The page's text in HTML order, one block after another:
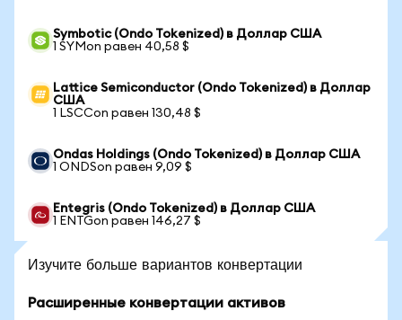
Symbotic (Ondo Tokenized) в Доллар США
1 SYMon равен 40,58 $
Lattice Semiconductor (Ondo Tokenized) в Доллар
США
1 LSCCon равен 130,48 $
Ondas Holdings (Ondo Tokenized) в Доллар США
1 ONDSon равен 9,09 $
Entegris (Ondo Tokenized) в Доллар США
1 ENTGon равен 146,27 $
Изучите больше вариантов конвертации
Расширенные конвертации активов